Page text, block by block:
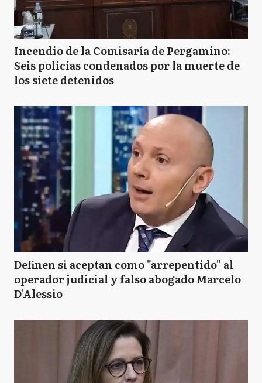
Incendio de la Comisaría de Pergamino:
Seis policías condenados por la muerte de
los siete detenidos
Definen si aceptan como "arrepentido" al
operador judicial y falso abogado Marcelo
D'Alessio